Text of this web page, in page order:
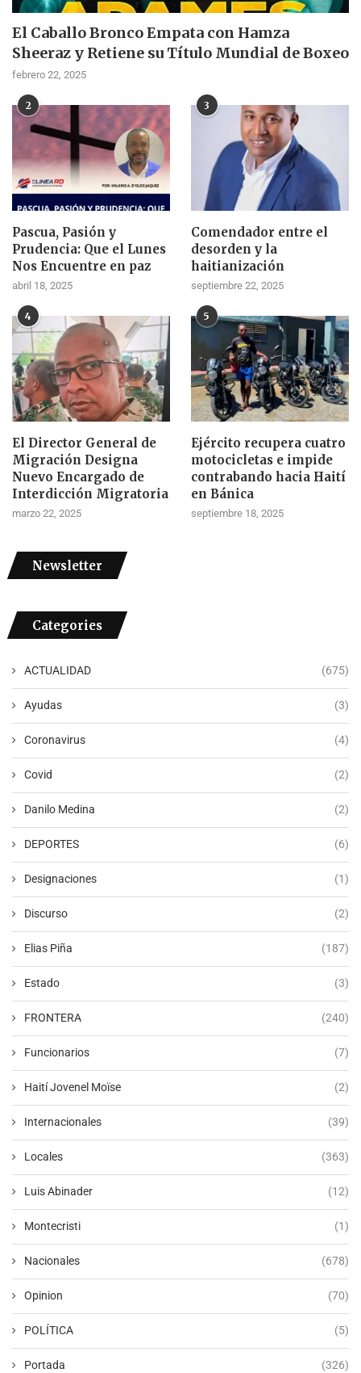
El Caballo Bronco Empata con Hamza
Sheeraz y Retiene su Título Mundial de Boxeo
febrero 22, 2025
2
Pascua, Pasión y
Prudencia: Que el Lunes
Nos Encuentre en paz
abril 18, 2025
3
Comendador entre el
desorden y la
haitianización
septiembre 22, 2025
4
El Director General de
Migración Designa
Nuevo Encargado de
Interdicción Migratoria
marzo 22, 2025
5
Ejército recupera cuatro
motocicletas e impide
contrabando hacia Haití
en Bánica
septiembre 18, 2025
Newsletter
Categories
ACTUALIDAD (675)
Ayudas (3)
Coronavirus (4)
Covid (2)
Danilo Medina (2)
DEPORTES (6)
Designaciones (1)
Discurso (2)
Elias Piña (187)
Estado (3)
FRONTERA (240)
Funcionarios (7)
Haití Jovenel Moïse (2)
Internacionales (39)
Locales (363)
Luis Abinader (12)
Montecristi (1)
Nacionales (678)
Opinion (70)
POLÍTICA (5)
Portada (326)